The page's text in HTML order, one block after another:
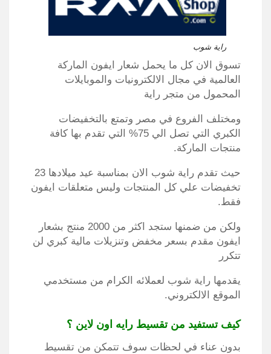
راية شوب
تسوق الان كل ما يحمل شعار ايفون الماركة
العالمية في مجال الالكترونيات والموبايلات
المحمول من متجر راية
ومختلف الفروع في مصر وتمتع بالتخفيضات
الكبري التي تصل الي 75% التي تقدم بها كافة
منتجات الماركة.
حيث تقدم راية شوب الان بمناسبة عيد ميلادها 23
تخفيضات علي كل المنتجات وليس متعلقات ايفون
فقط.
ولكن من ضمنها ستجد اكثر من 2000 منتج بشعار
ايفون مقدم بسعر مخفض وتنزيلات مالية كبري لن
تتكرر
يقدمها راية شوب لعملائه الكرام من مستخدمي
الموقع الالكتروني.
كيف تستفيد من تقسيط رايه اون لاين ؟
بدون عناء في لحظات سوف تتمكن من تقسيط